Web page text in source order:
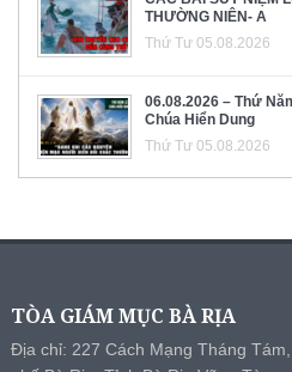
THƯỜNG NIÊN- A
Thứ Tư 05.08.2026
06.08.2026 – Thứ
Chúa Hiển Dung
Thứ Tư 05.08.2026
TÒA GIÁM MỤC BÀ RỊA
Địa chỉ: 227 Cách Mạng Tháng